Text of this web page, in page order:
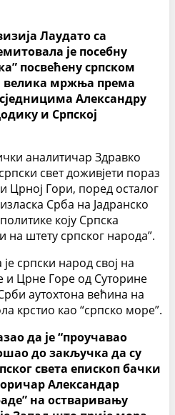
Лаудато са
је посебну
посвећену српском
велика мржња према
Александру
и Српској
аналитичар Здравко
свет доживјети пораз
Црној Гори, поред осталог
Срба на Јадранско
коју Српска
на штету српског народа”.
српски народ свој на
и Црне Горе од Суторине
аутохтона већина на
крстио као “српско море”.
да је “проучавао
до закључка да су
света епископ бачки
Александар
на остваривању